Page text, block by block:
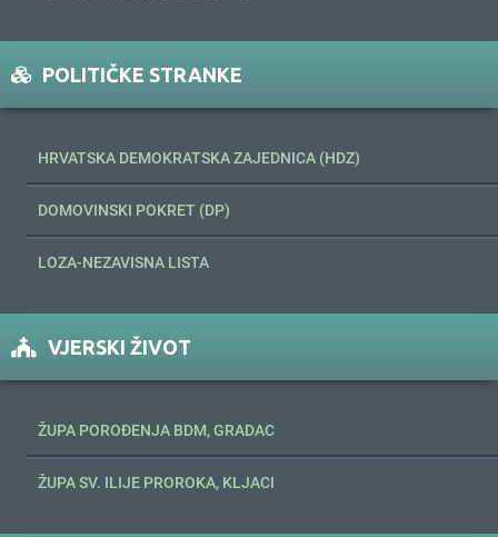
POLITIČKE STRANKE
HRVATSKA DEMOKRATSKA ZAJEDNICA (HDZ)
DOMOVINSKI POKRET (DP)
LOZA-NEZAVISNA LISTA
VJERSKI ŽIVOT
ŽUPA POROĐENJA BDM, GRADAC
ŽUPA SV. ILIJE PROROKA, KLJACI